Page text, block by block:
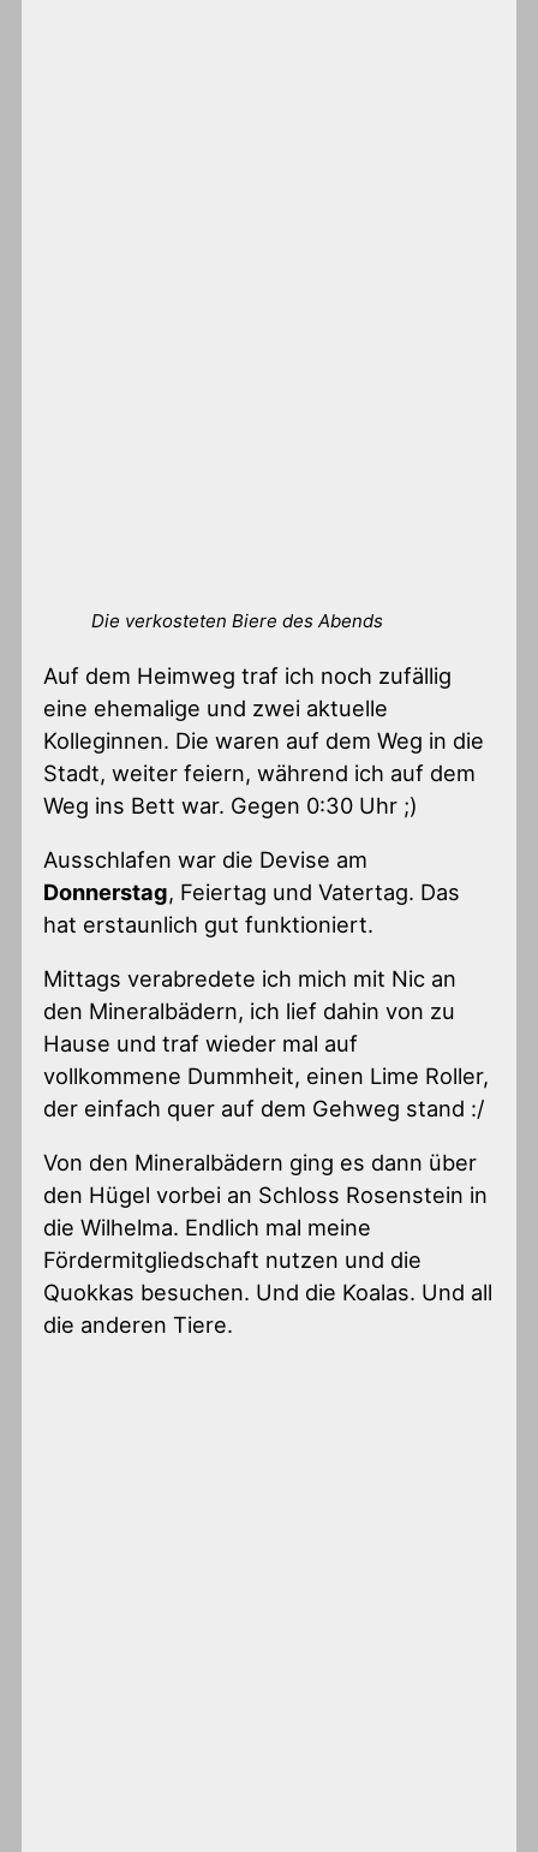
Die verkosteten Biere des Abends
Auf dem Heimweg traf ich noch zufällig
eine ehemalige und zwei aktuelle
Kolleginnen. Die waren auf dem Weg in die
Stadt, weiter feiern, während ich auf dem
Weg ins Bett war. Gegen 0:30 Uhr ;)
Ausschlafen war die Devise am
Donnerstag, Feiertag und Vatertag. Das
hat erstaunlich gut funktioniert.
Mittags verabredete ich mich mit Nic an
den Mineralbädern, ich lief dahin von zu
Hause und traf wieder mal auf
vollkommene Dummheit, einen Lime Roller,
der einfach quer auf dem Gehweg stand :/
Von den Mineralbädern ging es dann über
den Hügel vorbei an Schloss Rosenstein in
die Wilhelma. Endlich mal meine
Fördermitgliedschaft nutzen und die
Quokkas besuchen. Und die Koalas. Und all
die anderen Tiere.